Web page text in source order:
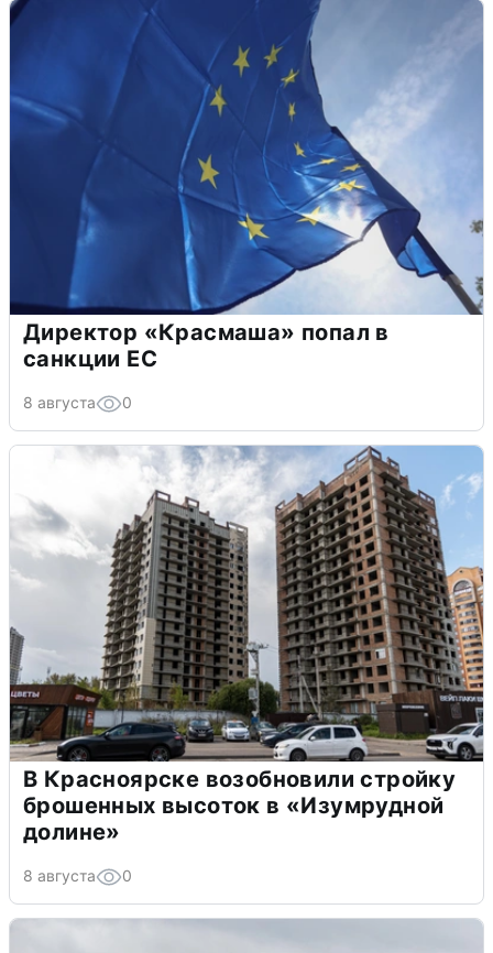
Директор «Красмаша» попал в
санкции ЕС
8 августа 0
В Красноярске возобновили стройку
брошенных высоток в «Изумрудной
долине»
8 августа 0